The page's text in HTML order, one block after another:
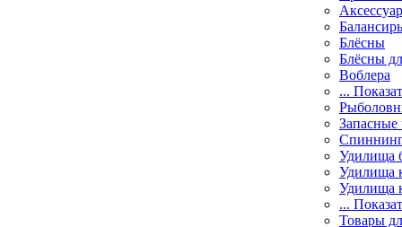
Блёсны
Блёсны
Воблера
...
Запасные
Удилища
Удилища
Удилища
...
Товары